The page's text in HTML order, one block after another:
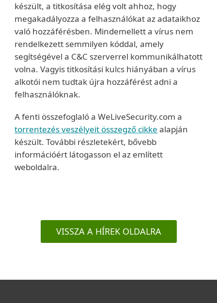
készült, a titkosítása elég volt ahhoz, hogy
megakadályozza a felhasználókat az adataikhoz
való hozzáférésben. Mindemellett a vírus nem
rendelkezett semmilyen kóddal, amely
segítségével a C&C szerverrel kommunikálhatott
volna. Vagyis titkosítási kulcs hiányában a vírus
alkotói nem tudtak újra hozzáférést adni a
felhasználóknak.
A fenti összefoglaló a WeLiveSecurity.com a
torrentezés veszélyeit összegző cikke alapján
készült. További részletekért, bővebb
információért látogasson el az említett
weboldalra.
VISSZA A HÍREK OLDALRA